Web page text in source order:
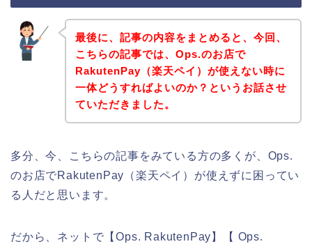
最後に、記事の内容をまとめると、今回、
こちらの記事では、Ops.のお店で
RakutenPay（楽天ペイ）が使えない時に
一体どうすればよいのか？というお話させ
ていただきました。
多分、今、こちらの記事をみている方の多くが、Ops.
のお店でRakutenPay（楽天ペイ）が使えずに困ってい
る人だと思います。
だから、ネットで【Ops. RakutenPay】【 Ops.